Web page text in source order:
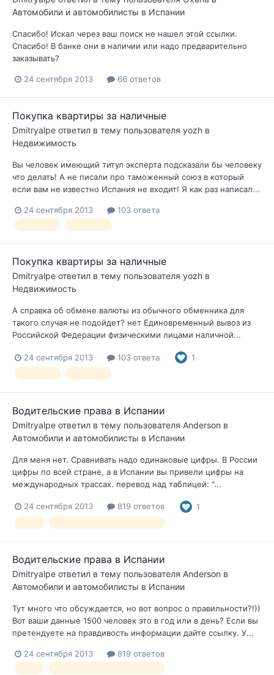
Автомобили и автомобилисты в Испании
Спасибо! Искал через ваш поиск не нашел этой ссылки.
Спасибо! В банке они в наличии или надо предварительно
заказывать?
24 сентября 2013 66 ответов
Покупка квартиры за наличные
Dmitryalpe ответил в тему пользователя yozh в
Недвижимость
Вы человек имеющий титул эксперта подсказали бы человеку
что делать! А не писали про таможенный союз в который
если вам не известно Испания не входит! Я как раз написал...
24 сентября 2013 103 ответа
Покупка квартиры за наличные
Dmitryalpe ответил в тему пользователя yozh в
Недвижимость
А справка об обмене валюты из обычного обменника для
такого случая не подойдет? нет Единовременный вывоз из
Российской Федерации физическими лицами наличной...
24 сентября 2013 103 ответа 1
Водительские права в Испании
Dmitryalpe ответил в тему пользователя Anderson в
Автомобили и автомобилисты в Испании
Для меня нет. Сравнивать надо одинаковые цифры. В России
цифры по всей стране, а в Испании вы привели цифры на
международных трассах. перевод над таблицей: "...
24 сентября 2013 819 ответов 1
Водительские права в Испании
Dmitryalpe ответил в тему пользователя Anderson в
Автомобили и автомобилисты в Испании
Тут много что обсуждается, но вот вопрос о правильности?!))
Вот ваши данные 1500 человек это в год или в день? Если вы
претендуете на правдивость информации дайте ссылку. У...
24 сентября 2013 819 ответов